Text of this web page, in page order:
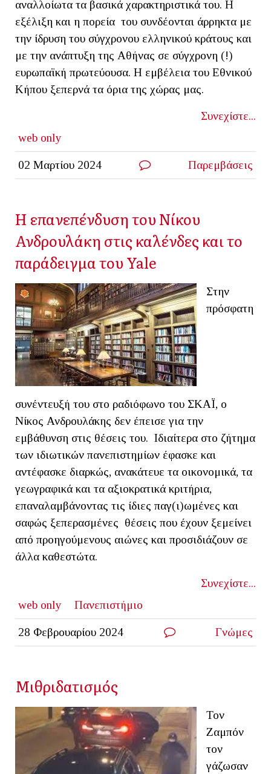
αναλλοίωτα τα βασικά χαρακτηριστικά του. Η
εξέλιξη και η πορεία του συνδέονται άρρηκτα με
την ίδρυση του σύγχρονου ελληνικού κράτους και
με την ανάπτυξη της Αθήνας σε σύγχρονη (!)
ευρωπαϊκή πρωτεύουσα. Η εμβέλεια του Εθνικού
Κήπου ξεπερνά τα όρια της χώρας μας.
Συνεχίστε...
web only
02 Μαρτίου 2024 Παρεμβάσεις
Η επανεπένδυση του Νίκου
Ανδρουλάκη στις καλένδες και το
παράδειγμα του Yale
Στην
πρόσφατη
συνέντευξή του στο ραδιόφωνο του ΣΚΑΪ, ο
Νίκος Ανδρουλάκης δεν έπεισε για την
εμβάθυνση στις θέσεις του. Ιδιαίτερα στο ζήτημα
των ιδιωτικών πανεπιστημίων έφασκε και
αντέφασκε διαρκώς, ανακάτευε τα οικονομικά, τα
γεωγραφικά και τα αξιοκρατικά κριτήρια,
επαναλαμβάνοντας τις ίδιες παγ(ι)ωμένες και
σαφώς ξεπερασμένες θέσεις που έχουν ξεμείνει
από προηγούμενους αιώνες και προσιδιάζουν σε
άλλα καθεστώτα.
Συνεχίστε...
web only
Πανεπιστήμιο
28 Φεβρουαρίου 2024 Γνώμες
Μιθριδατισμός
Τον
Ζαμπόν
τον
γάζωσαν